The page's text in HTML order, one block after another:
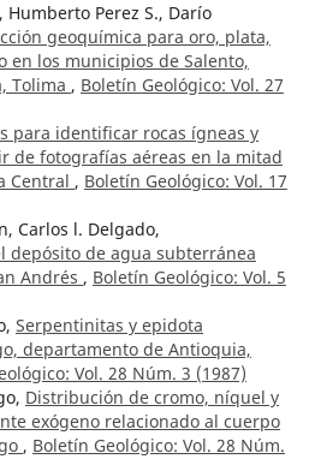
Humberto Perez S., Darío
geoquímica para oro, plata,
en los municipios de Salento,
Tolima , Boletín Geológico: Vol. 27
para identificar rocas ígneas y
de fotografías aéreas en la mitad
Central , Boletín Geológico: Vol. 17
Carlos l. Delgado,
depósito de agua subterránea
Andrés , Boletín Geológico: Vol. 5
Serpentinitas y epidota
departamento de Antioquia,
Vol. 28 Núm. 3 (1987)
Distribución de cromo, níquel y
exógeno relacionado al cuerpo
, Boletín Geológico: Vol. 28 Núm.